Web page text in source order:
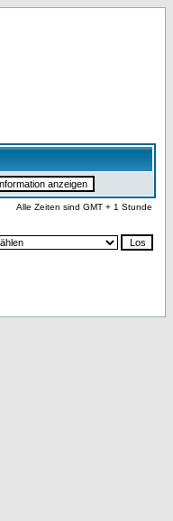
Alle Zeiten sind GMT + 1 Stunde